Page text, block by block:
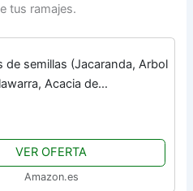
tus ramajes.
de semillas (Jacaranda, Arbol
Acacia de
VER OFERTA
Amazon.es